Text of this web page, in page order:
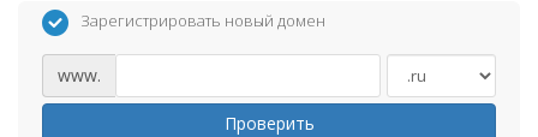
Зарегистрировать новый домен
www.
Проверить